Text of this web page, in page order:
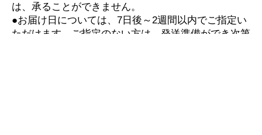
は、承ることができません。
●お届け日については、7日後～2週間以内でご指定い
ただけます。ご指定のない方は、発送準備ができ次第